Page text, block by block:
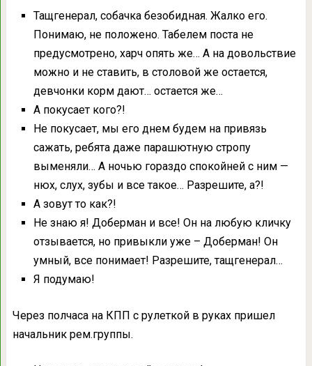
Тащгенерал, собачка безобидная. Жалко его.
Понимаю, не положено. Табелем поста не
предусмотрено, харч опять же… А на довольствие
можно и не ставить, в столовой же остается,
девчонки корм дают… остается же…
А покусает кого?!
Не покусает, мы его днем будем на привязь
сажать, ребята даже парашютную стропу
выменяли… А ночью гораздо спокойней с ним —
нюх, слух, зубы и все такое… Разрешите, а?!
А зовут то как?!
Не знаю я! Доберман и все! Он на любую кличку
отзывается, но привыкли уже – Доберман! Он
умный, все понимает! Разрешите, тащгенерал…
Я подумаю!
Через полчаса на КПП с рулеткой в руках пришел
начальник рем.группы.